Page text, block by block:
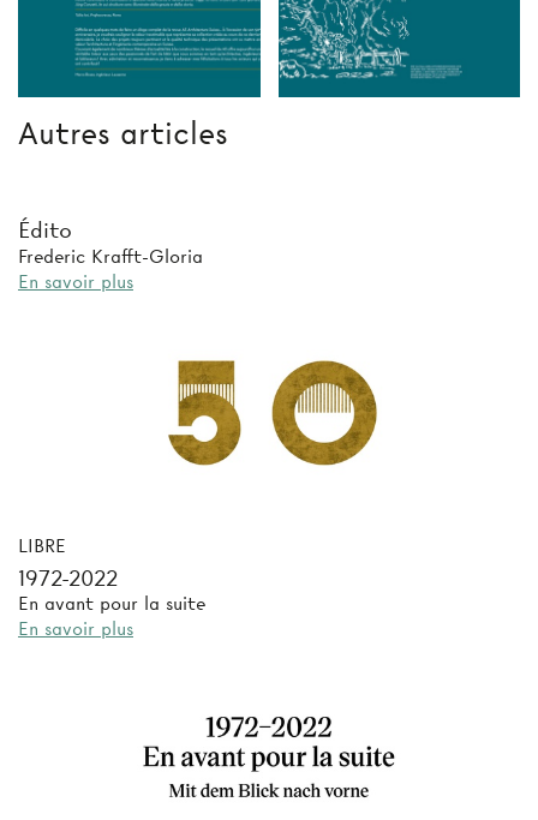
Autres articles
Édito
Frederic Krafft-Gloria
En savoir plus
LIBRE
1972-2022
En avant pour la suite
En savoir plus